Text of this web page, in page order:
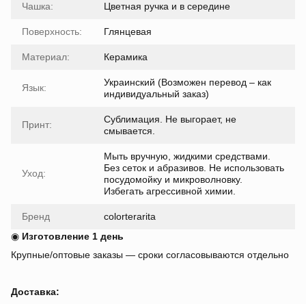
Чашка:
Цветная ручка и в середине
Поверхность: Глянцевая
Материал: Керамика
Язык:
Украинский (Возможен перевод – как
индивидуальный заказ)
Принт:
Сублимация. Не выгорает, не
смывается.
Уход:
Мыть вручную, жидкими средствами.
Без сеток и абразивов. Не использовать
посудомойку и микроволновку.
Избегать агрессивной химии.
Бренд
colorterarita
◉ Изготовление 1 день
Крупные/оптовые заказы — сроки согласовываются отдельно
Доставка: